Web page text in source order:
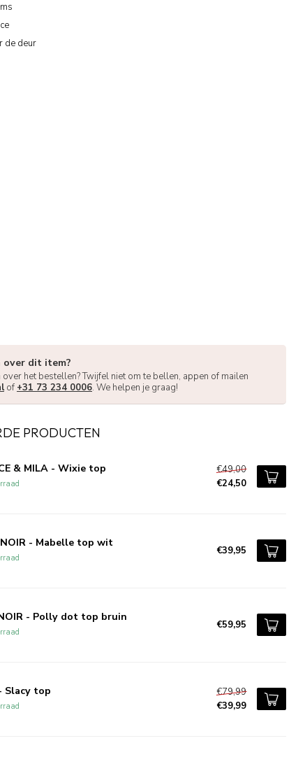
de deur
over dit item?
over het bestellen? Twijfel niet om te bellen, appen of mailen
of +31 73 234 0006. We helpen je graag!
PRODUCTEN
& MILA - Wixie top
€49,00
€24,50
NOIR - Mabelle top wit
€39,95
- Polly dot top bruin
€59,95
Slacy top
€79,99
€39,99